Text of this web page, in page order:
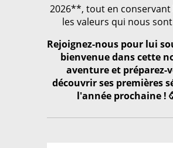
2026**, tout en
les valeurs qui nous
Rejoignez-nous pour lui
bienvenue dans cette
aventure et préparez-
découvrir ses premières
l'année prochaine !